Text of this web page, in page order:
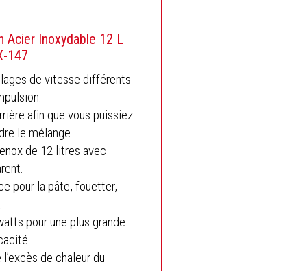
Acier Inoxydable 12 L
147
de vitesse différents
afin que vous puissiez
le mélange.
de 12 litres avec
pour la pâte, fouetter,
pour une plus grande
de chaleur du